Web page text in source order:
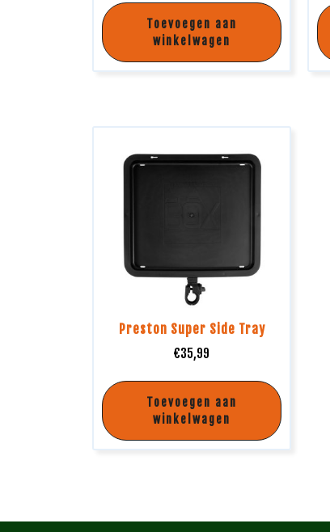
Toevoegen aan
winkelwagen
Preston Super Side Tray
€35,99
Toevoegen aan
winkelwagen